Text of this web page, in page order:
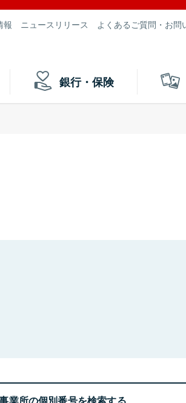
報 ニュースリリース よくあるご質問・お問
銀行・保険